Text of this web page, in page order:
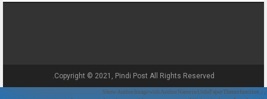
Copyright © 2021, Pindi Post All Rights Reserved.
// Show Author Image with Author Name in UrduPaper Theme function